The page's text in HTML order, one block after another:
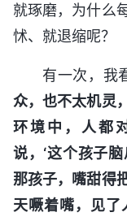
就琢磨，为什么
怵、就退缩呢？
有一次，我
众，也不太机灵
环境中，人都
说，‘这个孩子
那孩子，嘴甜得
天噘着嘴，见了